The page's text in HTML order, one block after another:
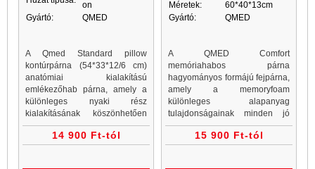
on
Gyártó:
QMED
A Qmed Standard pillow
kontúrpárna (54*33*12/6 cm)
anatómiai kialakítású
emlékezőhab párna, amely a
különleges nyaki rész
kialakításának köszönhetően
kivételesen támasztja alá a
nyaki részt. Hanyatt fekvő
14 900 Ft-tól
Méretek:
60*40*13cm
Gyártó:
QMED
A QMED Comfort
memóriahabos párna
hagyományos formájú fejpárna,
amely a memoryfoam
különleges alapanyag
tulajdonságainak minden jó
tulajdonságával a klasszikus
formájú párnákat kedvelő
15 900 Ft-tól